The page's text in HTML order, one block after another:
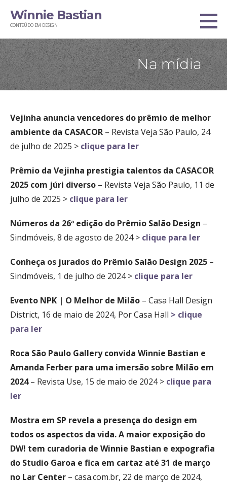
direto
o
conteúdo
Winnie Bastian
CONTEÚDO EM DESIGN
Na mídia
Vejinha anuncia vencedores do prêmio de melhor
ambiente da CASACOR – Revista Veja São Paulo, 24
de julho de 2025 > clique para ler
Prêmio da Vejinha prestigia talentos da CASACOR
2025 com júri diverso – Revista Veja São Paulo, 11 de
julho de 2025 > clique para ler
Números da 26ª edição do Prêmio Salão Design –
Sindmóveis, 8 de agosto de 2024 > clique para ler
Conheça os jurados do Prêmio Salão Design 2025 –
Sindmóveis, 1 de julho de 2024 > clique para ler
Evento NPK | O Melhor de Milão – Casa Hall Design
District, 16 de maio de 2024, Por Casa Hall > clique
para ler
Roca São Paulo Gallery convida Winnie Bastian e
Amanda Ferber para uma imersão sobre Milão em
2024– Revista Use, 15 de maio de 2024 > clique para
ler
Mostra em SP revela a presença do design em
todos os aspectos da vida. A maior exposição do
DW! tem curadoria de Winnie Bastian e expografia
do Studio Garoa e fica em cartaz até 31 de março
no Lar Center – casa.com.br, 22 de março de 2024,